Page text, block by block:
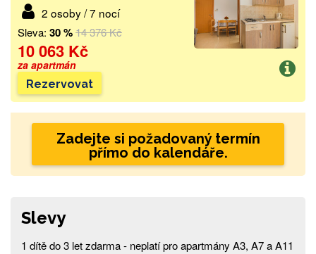
2 osoby / 7 nocí
Sleva: 30 %14 376 Kč
10 063 Kč
za apartmán
Rezervovat
Zadejte si požadovaný termín
přímo do kalendáře.
Slevy
1 dítě do 3 let zdarma - neplatí pro apartmány A3, A7 a A11